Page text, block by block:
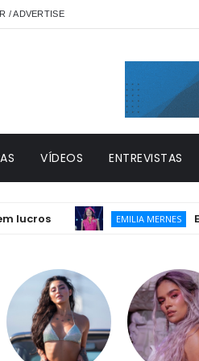
/ ADVERTISE
VÍDEOS ENTREVISTAS
EMILIA MERNES Emilia